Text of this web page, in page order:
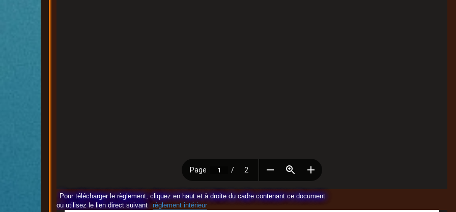
Pour télécharger le règlement, cliquez en haut et à droite du cadre contenant ce document
ou utilisez le lien direct suivant
règlement intérieur